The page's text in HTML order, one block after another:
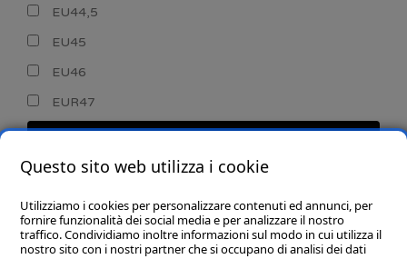
EU44,5
EU45
EU46
EUR47
Questo sito web utilizza i cookie
Utilizziamo i cookies per personalizzare contenuti ed annunci, per
fornire funzionalità dei social media e per analizzare il nostro
traffico. Condividiamo inoltre informazioni sul modo in cui utilizza il
nostro sito con i nostri partner che si occupano di analisi dei dati